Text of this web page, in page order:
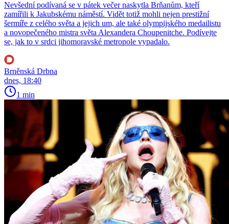
Nevšední podívaná se v pátek večer naskytla Brňanům, kteří
zamířili k Jakubskému náměstí. Vidět totiž mohli nejen prestižní
šermíře z celého světa a jejich um, ale také olympijského medailistu
a novopečeného mistra světa Alexandera Choupenitche. Podívejte
se, jak to v srdci jihomoravské metropole vypadalo.
Brněnská Drbna
dnes, 18:40
1 min